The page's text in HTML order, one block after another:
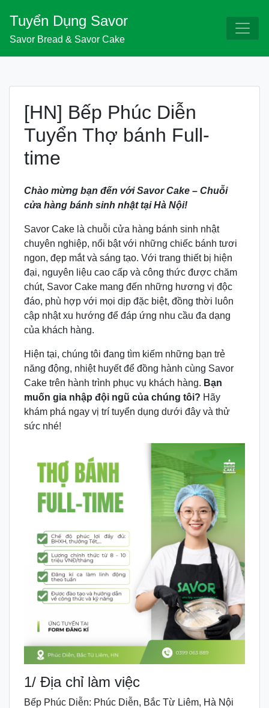
content
Tuyển Dụng Savor
Savor Bread & Savor Cake
[HN] Bếp Phúc Diễn
Tuyển Thợ bánh Full-
time
Chào mừng bạn đến với Savor Cake – Chuỗi
cửa hàng bánh sinh nhật tại Hà Nội!
Savor Cake là chuỗi cửa hàng bánh sinh nhật
chuyên nghiệp, nổi bật với những chiếc bánh tươi
ngon, đẹp mắt và sáng tạo. Với trang thiết bị hiện
đại, nguyên liệu cao cấp và công thức được chăm
chút, Savor Cake mang đến những hương vị độc
đáo, phù hợp với mọi dịp đặc biệt, đồng thời luôn
cập nhật xu hướng để đáp ứng nhu cầu đa dạng
của khách hàng.
Hiện tại, chúng tôi đang tìm kiếm những bạn trẻ
năng động, nhiệt huyết để đồng hành cùng Savor
Cake trên hành trình phục vụ khách hàng. Bạn
muốn gia nhập đội ngũ của chúng tôi? Hãy
khám phá ngay vị trí tuyển dụng dưới đây và thử
sức nhé!
1/ Địa chỉ làm việc
Bếp Phúc Diễn: Phúc Diễn, Bắc Từ Liêm, Hà Nội